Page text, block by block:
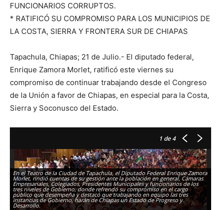
FUNCIONARIOS CORRUPTOS.
* RATIFICÓ SU COMPROMISO PARA LOS MUNICIPIOS DE
LA COSTA, SIERRA Y FRONTERA SUR DE CHIAPAS
Tapachula, Chiapas; 21 de Julio.- El diputado federal,
Enrique Zamora Morlet, ratificó este viernes su
compromiso de continuar trabajando desde el Congreso
de la Unión a favor de Chiapas, en especial para la Costa,
Sierra y Soconusco del Estado.
1 de 4
En el Teatro de la Ciudad de Tapachula, el Diputado Federal Enrique Zamora
Morlet, rindió cuentas de su gestión ante la población en general, Cámaras
Empresariales, Colegiados, Presidentes Municipales y funcionarios de los
tres niveles de Gobierno, donde refrendó su compromiso en el cargo
público que desempeña y destacó que trabajando en equipo las tres
instancias de Gobierno, harán de Chiapas un Estado de Progreso y
Desarrollo.